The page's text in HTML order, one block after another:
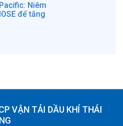
Niêm
để tăng
VẬN TẢI DẦU KHÍ THÁI